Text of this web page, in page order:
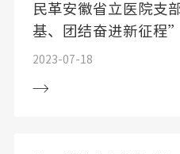
民革安徽省立医院支
基、团结奋进新征程
2023-07-18